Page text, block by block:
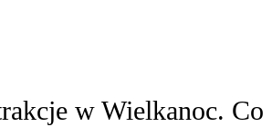
w Wielkanoc. Co